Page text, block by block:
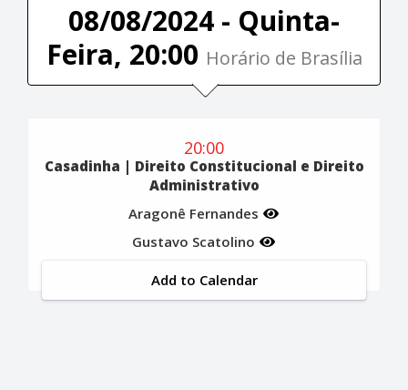
08/08/2024 - Quinta-
Feira, 20:00 Horário de Brasília
20:00
Casadinha | Direito Constitucional e Direito
Administrativo
Aragonê Fernandes
Gustavo Scatolino
Add to Calendar